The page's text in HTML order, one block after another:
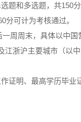
题和多选题，共150
分可计为考核通过。
周周末，具体以中
江浙沪主要城市（以
证明、最高学历毕业